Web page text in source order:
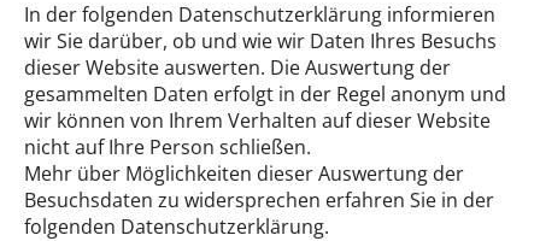
In der folgenden Datenschutzerklärung informieren
wir Sie darüber, ob und wie wir Daten Ihres Besuchs
dieser Website auswerten. Die Auswertung der
gesammelten Daten erfolgt in der Regel anonym und
wir können von Ihrem Verhalten auf dieser Website
nicht auf Ihre Person schließen.
Mehr über Möglichkeiten dieser Auswertung der
Besuchsdaten zu widersprechen erfahren Sie in der
folgenden Datenschutzerklärung.